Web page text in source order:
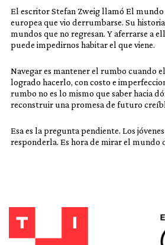
El escritor Stefan Zweig llamó El mundo
europea que vio derrumbarse. Su
mundos que no regresan. Y aferrarse a
puede impedirnos habitar el que viene.
Navegar es mantener el rumbo cuando
logrado hacerlo, con costo e
rumbo no es lo mismo que saber hacia
reconstruir una promesa de futuro
Esa es la pregunta pendiente. Los
responderla. Es hora de mirar el mundo